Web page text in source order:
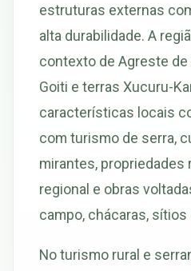
estruturas externas
alta durabilidade. A
contexto de Agreste de
Goiti e terras Xucuru-
características locais
com turismo de serra,
mirantes, propriedades
regional e obras
campo, chácaras, sítios
No turismo rural e